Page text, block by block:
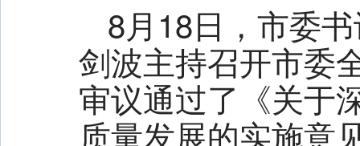
全省上半年经济形势分析和招商引资项目建设推进会议召开
8月18日，市委
剑波主持召开市委
审议通过了《关于
质量发展的实施意